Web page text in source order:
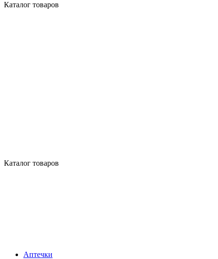
Каталог товаров
Каталог товаров
Аптечки